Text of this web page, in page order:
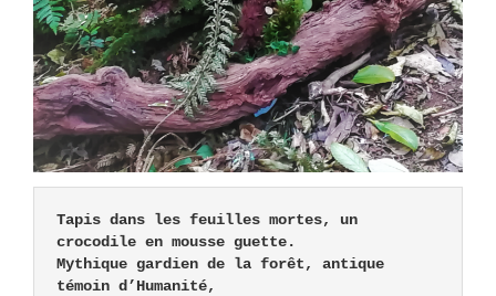
Tapis dans les feuilles mortes, un
crocodile en mousse guette.
Mythique gardien de la forêt, antique
témoin d’Humanité,